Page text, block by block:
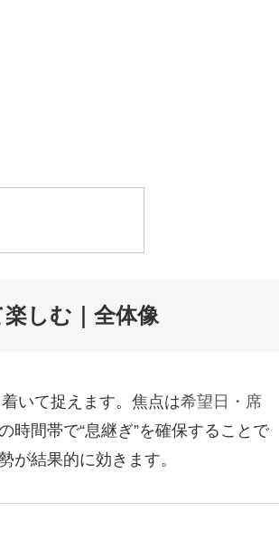
しむ｜全体像
いて捉えます。焦点は希望日・席
時間帯で“息継ぎ”を確保することで
が結果的に効きます。